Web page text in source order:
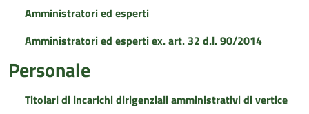
Amministratori ed esperti
Amministratori ed esperti ex. art. 32 d.l. 90/2014
Personale
Titolari di incarichi dirigenziali amministrativi di vertice